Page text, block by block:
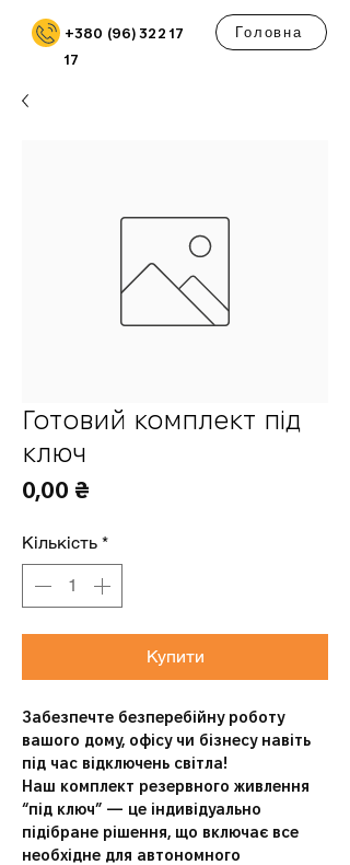
+380 (96) 322 17
17
Головна
Готовий комплект під
ключ
0,00 ₴
Кількість *
Купити
Забезпечте безперебійну роботу
вашого дому, офісу чи бізнесу навіть
під час відключень світла!
Наш комплект резервного живлення
“під ключ” — це індивідуально
підібране рішення, що включає все
необхідне для автономного